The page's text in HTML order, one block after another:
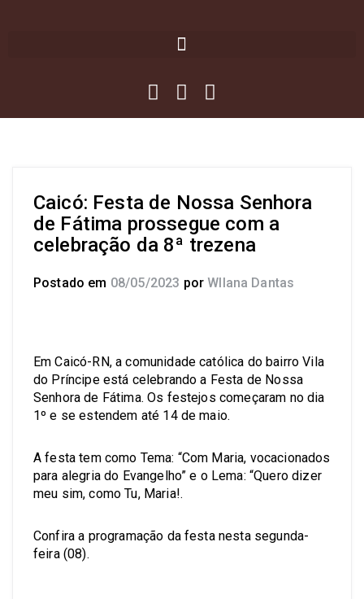
Caicó: Festa de Nossa Senhora
de Fátima prossegue com a
celebração da 8ª trezena
Postado em 08/05/2023 por Wllana Dantas
Em Caicó-RN, a comunidade católica do bairro Vila
do Príncipe está celebrando a Festa de Nossa
Senhora de Fátima. Os festejos começaram no dia
1º e se estendem até 14 de maio.
A festa tem como Tema: “Com Maria, vocacionados
para alegria do Evangelho” e o Lema: “Quero dizer
meu sim, como Tu, Maria!.
Confira a programação da festa nesta segunda-
feira (08).